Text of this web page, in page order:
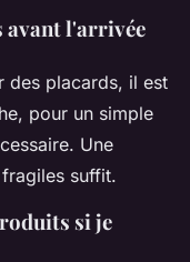
avant l'arrivée
des placards, il est
pour un simple
Une
suffit.
si je